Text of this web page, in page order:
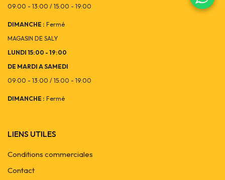
09:00 - 13:00 / 15:00 - 19:00
DIMANCHE : Fermé
MAGASIN DE SALY
LUNDI 15:00 - 19:00
DE MARDI A SAMEDI
09:00 - 13:00 / 15:00 - 19:00
DIMANCHE : Fermé
LIENS UTILES
Conditions commerciales
Contact